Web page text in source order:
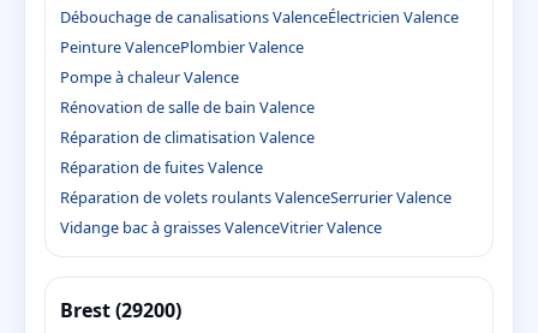
Débouchage de canalisations ValenceÉlectricien Valence
Peinture ValencePlombier Valence
Pompe à chaleur Valence
Rénovation de salle de bain Valence
Réparation de climatisation Valence
Réparation de fuites Valence
Réparation de volets roulants ValenceSerrurier Valence
Vidange bac à graisses ValenceVitrier Valence
Brest (29200)